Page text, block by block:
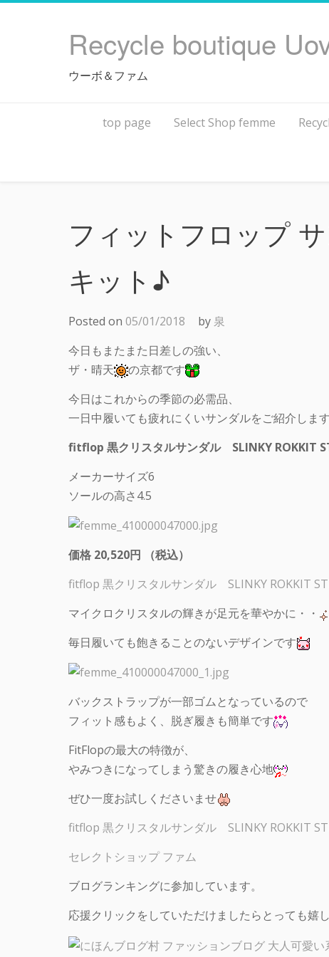
Recycle boutique
ウーボ＆ファム
top page Select Shop femme
フィットフロップ
キット♪
Posted on 05/01/2018 by 泉
今日もまたまた日差しの強い、
ザ・晴天
の京都です
今日はこれからの季節の必需品、
一日中履いても疲れにくいサンダルをご紹介します
fitflop 黒クリスタルサンダル SLINKY ROKKIT
メーカーサイズ6
ソールの高さ4.5
価格 20,520円 （税込）
fitflop 黒クリスタルサンダル SLINKY ROKKIT
マイクロクリスタルの輝きが足元を華やかに・・
毎日履いても飽きることのないデザインです
バックストラップが一部ゴムとなっているので
フィット感もよく、脱ぎ履きも簡単です
FitFlopの最大の特徴が、
やみつきになってしまう驚きの履き心地
ぜひ一度お試しくださいませ
fitflop 黒クリスタルサンダル SLINKY ROKKIT
セレクトショップ ファム
ブログランキングに参加しています。
応援クリックをしていただけましたらとっても嬉し